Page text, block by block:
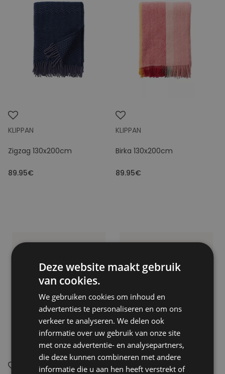
KLIPPAN
Zigzag 130x200cm
89.95€
KLIPPAN
Birka 130x200cm
89.95€
Deze website maakt gebruik
van cookies.
We gebruiken cookies om inhoud en
advertenties te personaliseren en om ons
verkeer te analyseren. We delen ook
informatie over uw gebruik van onze site
met onze advertentie- en analysepartners,
die deze kunnen combineren met andere
informatie die u aan hen heeft verstrekt of